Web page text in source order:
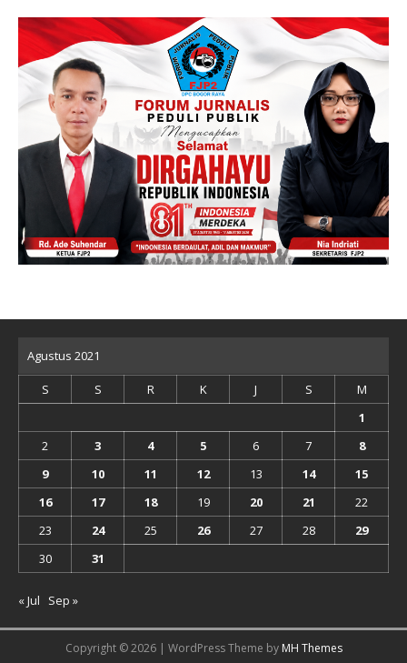
Agustus 2021
S S R K J S
M
1
2
3 4 5 6 7
8
9
10 11 12 13 14
15
16
17 18 19 20 21
22
23
24 25 26 27 28
29
30
31
« Jul Sep »
Copyright © 2026 | WordPress Theme by MH Themes